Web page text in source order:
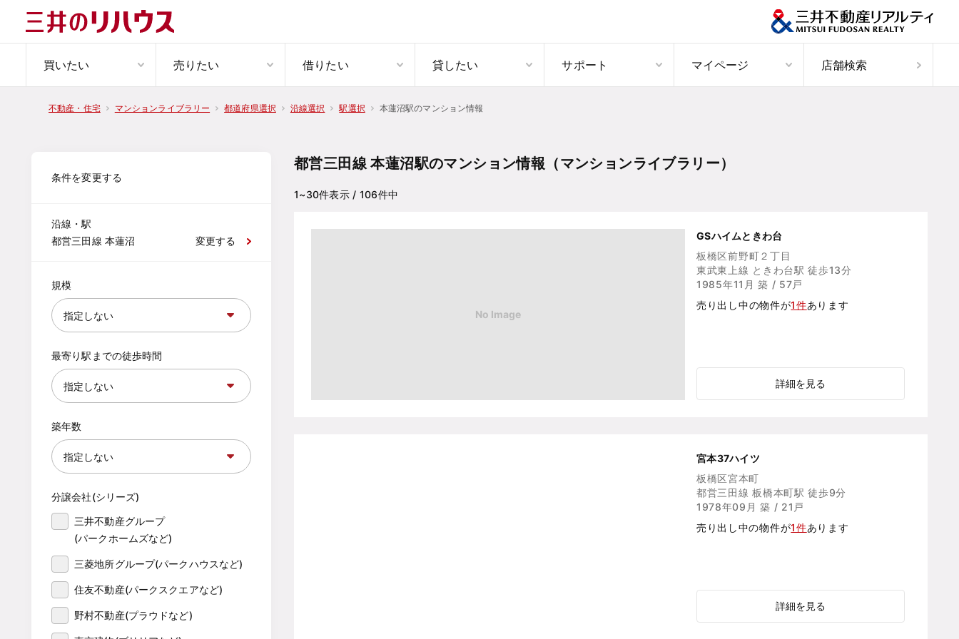
買いたい 売りたい 借りたい 貸したい サポート マイページ 店舗検索
不動産・住宅 マンションライブラリー 都道府県選択 沿線選択 駅選択 本蓮沼駅のマンション情報
条件を変更する
沿線・駅
都営三田線 本蓮沼
変更する
規模
最寄り駅までの徒歩時間
築年数
分譲会社(シリーズ)
三井不動産グループ
(パークホームズなど)
三菱地所グループ(パークハウスなど)
住友不動産(パークスクエアなど)
野村不動産(プラウドなど)
都営三田線 本蓮沼駅のマンション情報（マンションライブラリー）
1~30件表示/ 106件中
No Image
GSハイムときわ台
板橋区前野町２丁目
東武東上線 ときわ台駅 徒歩13分
1985年11月 築 / 57戸
売り出し中の物件が1件あります
詳細を見る
宮本37ハイツ
板橋区宮本町
都営三田線 板橋本町駅 徒歩9分
1978年09月 築 / 21戸
売り出し中の物件が1件あります
詳細を見る